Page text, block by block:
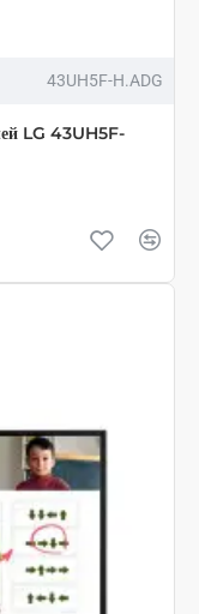
43UH5F-H.ADG
LG 43UH5F-